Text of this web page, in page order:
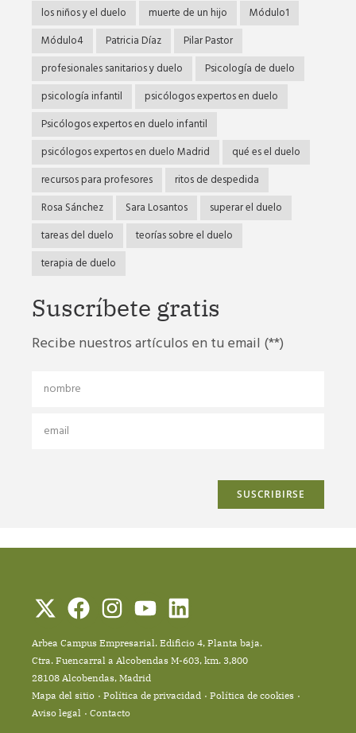
los niños y el duelo
muerte de un hijo
Módulo1
Módulo4
Patricia Díaz
Pilar Pastor
profesionales sanitarios y duelo
Psicología de duelo
psicología infantil
psicólogos expertos en duelo
Psicólogos expertos en duelo infantil
psicólogos expertos en duelo Madrid
qué es el duelo
recursos para profesores
ritos de despedida
Rosa Sánchez
Sara Losantos
superar el duelo
tareas del duelo
teorías sobre el duelo
terapia de duelo
Suscríbete gratis
Recibe nuestros artículos en tu email (**)
Arbea Campus Empresarial. Edificio 4, Planta baja.
Ctra. Fuencarral a Alcobendas M-603, km. 3,800
28108 Alcobendas, Madrid
Mapa del sitio
Política de privacidad
Política de cookies
Aviso legal
Contacto